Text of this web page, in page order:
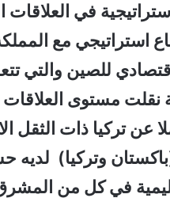
في
استراتيجي مع
للصين والتي
نقلت مستوى
عن تركيا ذات الثقل
وتركيا) لديه
في كل من